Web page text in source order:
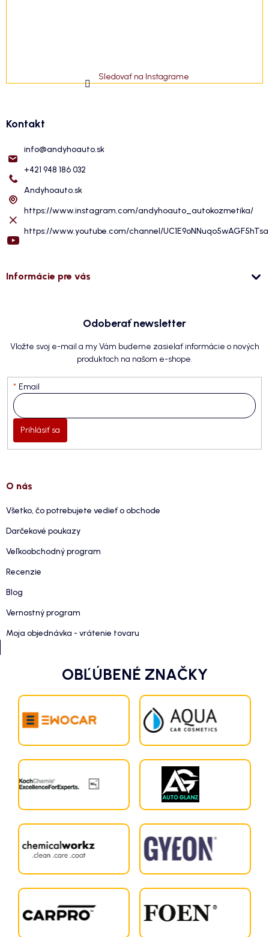
Sledovať na Instagrame
Kontakt
info@andyhoauto.sk
+421 948 186 032
Andyhoauto.sk
https://www.instagram.com/andyhoauto_autokozmetika/
https://www.youtube.com/channel/
Informácie pre vás
Odoberať newsletter
Vložte svoj e-mail a my Vám budeme zasielať informácie o nových
produktoch na našom e-shope.
Email
Prihlásiť sa
O nás
Všetko, čo potrebujete vedieť o obchode
Darčekové poukazy
Veľkoobchodný program
Recenzie
Blog
Vernostný program
Moja objednávka - vrátenie tovaru
OBĽÚBENÉ ZNAČKY